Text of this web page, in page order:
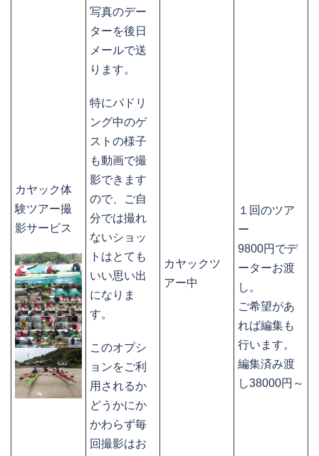
カヤック体
験ツアー撮
影サービス
写真のデー
ターを後日
メールで送
ります。
特にパドリ
ング中のゲ
ストの様子
も動画で撮
影できます
ので、ご自
分では撮れ
ないショッ
トはとても
いい思い出
になりま
す。
このオプシ
ョンをご利
用されるか
どうかにか
かわらず毎
回撮影はお
カヤックツ
アー中
１回のツア
ー
9800円でデ
ーターお渡
し。
ご希望があ
れば編集も
行います。
編集済み渡
し38000円～